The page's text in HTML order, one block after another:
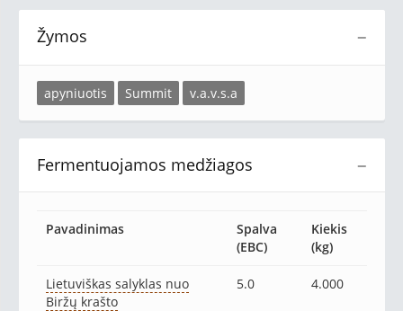
−
Žymos
apyniuotis Summit v.a.v.s.a
−
Fermentuojamos medžiagos
Pavadinimas
Spalva
(EBC)
Kiekis
(kg)
Lietuviškas salyklas nuo
Biržų krašto
5.0 4.000